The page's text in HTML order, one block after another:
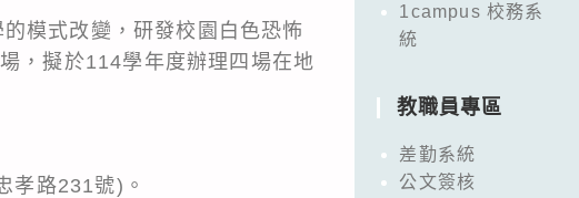
模式改變，研發校園白色恐怖
，擬於114學年度辦理四場在地
孝路231號)。
1campus 校務系
統
教職員專區
差勤系統
公文簽核